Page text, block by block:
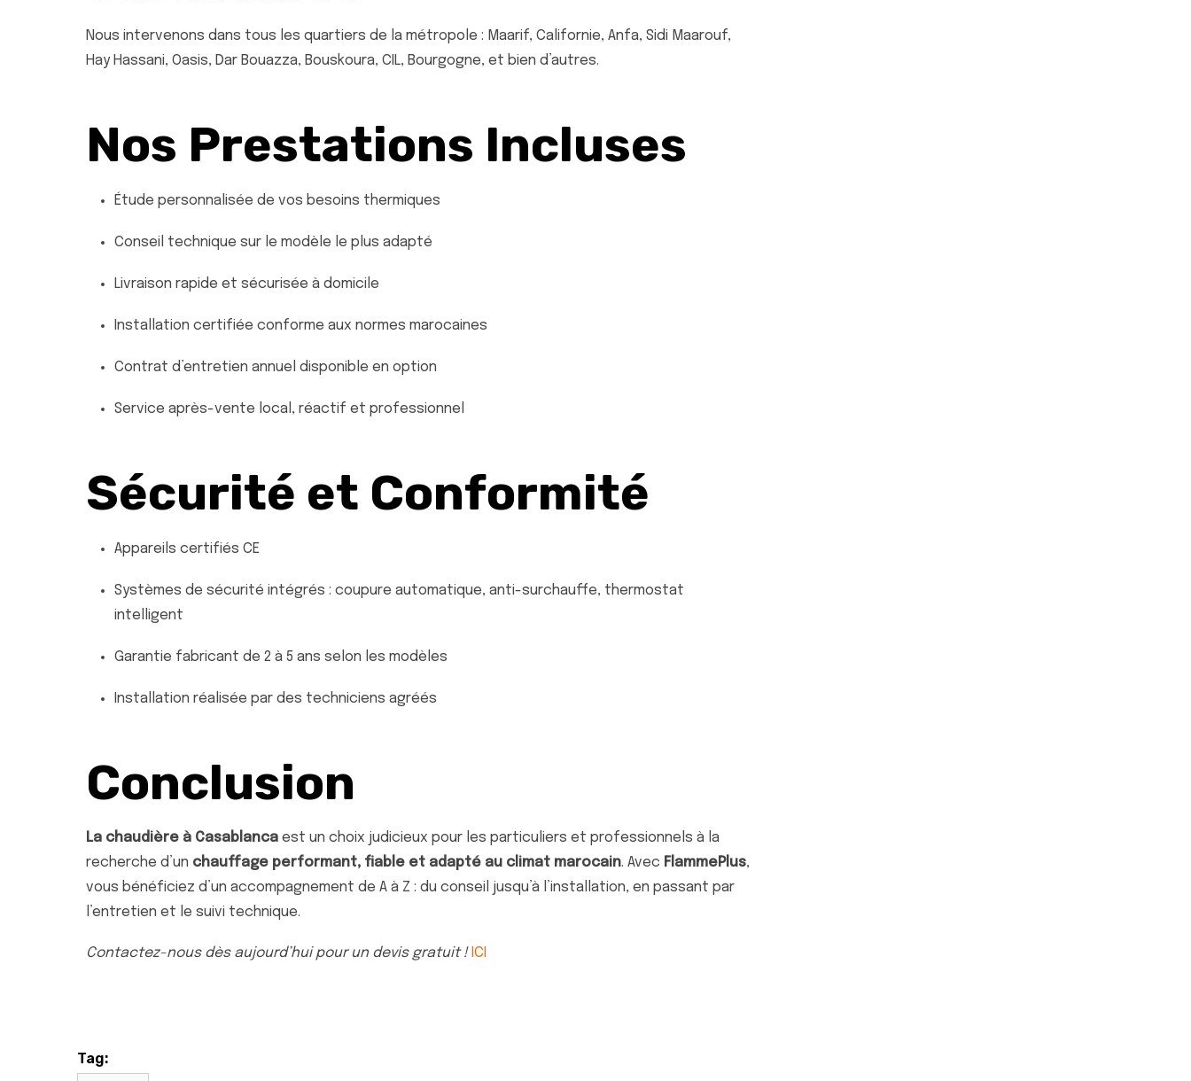
Nous intervenons dans tous les quartiers de la métropole : Maarif, Californie, Anfa, Sidi Maarouf,
Hay Hassani, Oasis, Dar Bouazza, Bouskoura, CIL, Bourgogne, et bien d’autres.
Nos Prestations Incluses
Étude personnalisée de vos besoins thermiques
Conseil technique sur le modèle le plus adapté
Livraison rapide et sécurisée à domicile
Installation certifiée conforme aux normes marocaines
Contrat d’entretien annuel disponible en option
Service après-vente local, réactif et professionnel
Sécurité et Conformité
Appareils certifiés CE
Systèmes de sécurité intégrés : coupure automatique, anti-surchauffe, thermostat
intelligent
Garantie fabricant de 2 à 5 ans selon les modèles
Installation réalisée par des techniciens agréés
Conclusion
La chaudière à Casablanca est un choix judicieux pour les particuliers et professionnels à la
recherche d’un chauffage performant, fiable et adapté au climat marocain. Avec FlammePlus,
vous bénéficiez d’un accompagnement de A à Z : du conseil jusqu’à l’installation, en passant par
l’entretien et le suivi technique.
Contactez-nous dès aujourd’hui pour un devis gratuit ! ICI
Tag: